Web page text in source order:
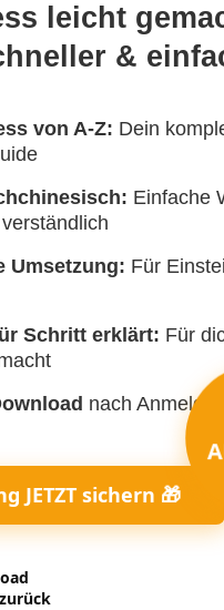
leicht
&
von A-Z: Dein
Einfache
Umsetzung: Für
Schritt erklärt: Für
nach
JETZT sichern 🎁